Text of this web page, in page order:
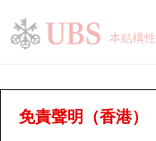
本結構
免責聲明（香港）
認股證分析儀
瑞銀認股證一覽
街貨統計
牛熊全景快搜
街貨統計
十大升幅/跌幅
正股分析儀
持股比重
每月輪證大市專題